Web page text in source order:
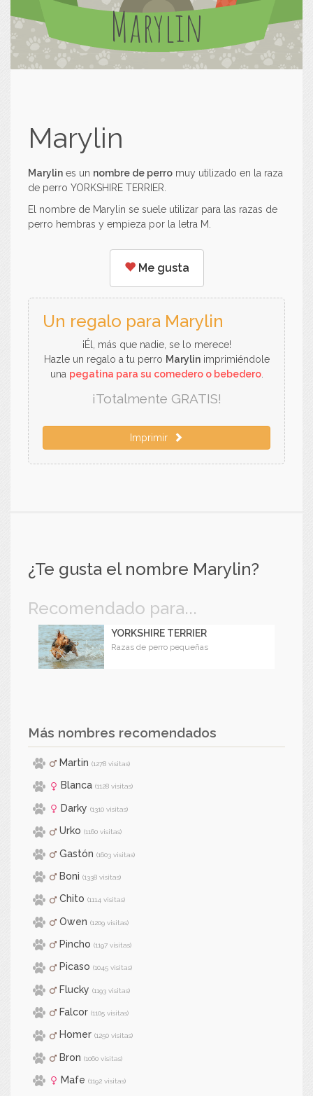
Marylin
Marylin
Marylin es un nombre de perro muy utilizado en la raza
de perro YORKSHIRE TERRIER.
El nombre de Marylin se suele utilizar para las razas de
perro hembras y empieza por la letra M.
Me gusta
Un regalo para Marylin
¡Él, más que nadie, se lo merece!
Hazle un regalo a tu perro Marylinimprimiéndole
una pegatina para su comedero o bebedero.
¡Totalmente GRATIS!
Imprimir
¿Te gusta el nombre Marylin?
Recomendado para...
YORKSHIRE TERRIER
Razas de perro pequeñas
Más nombres recomendados
Martin (1278 visitas)
Blanca (1128 visitas)
Darky (1310 visitas)
Urko (1160 visitas)
Gastón (1603 visitas)
Boni (1338 visitas)
Chito (1114 visitas)
Owen (1209 visitas)
Pincho (1197 visitas)
Picaso (1045 visitas)
Flucky (1193 visitas)
Falcor (1105 visitas)
Homer (1250 visitas)
Bron (1060 visitas)
Mafe (1192 visitas)